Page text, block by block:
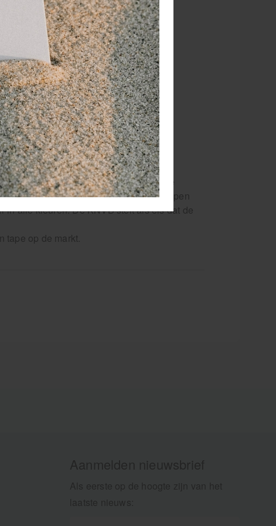
voor 15.00 bestelddezelfde werkdag
verzonden!
bezorging va. €95,- excl. btw
14 dagenretourgarantie
30 jaardé paramedisch specialist
materiaal dat er voor zorgt dat de
van spieren en pezen zorgt bij het tapen
in alle kleuren. De KNVB stelt als eis dat de
tape op de markt.